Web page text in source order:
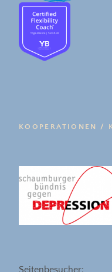
KOOPERATIONEN /
Seitenbesucher: